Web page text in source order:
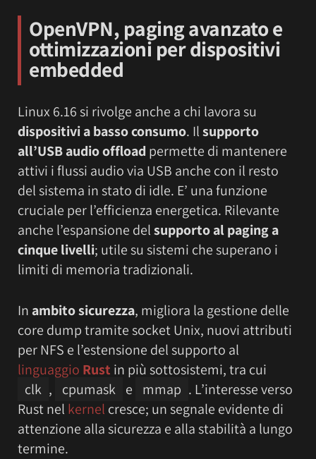
OpenVPN, paging avanzato e
ottimizzazioni per dispositivi
embedded
Linux 6.16 si rivolge anche a chi lavora su
dispositivi a basso consumo. Ilsupporto
all’USB audio offload permette di mantenere
attivi i flussi audio via USB anche con il resto
del sistema in stato di idle. E’ una funzione
cruciale per l’efficienza energetica. Rilevante
anche l’espansione delsupporto al paging a
cinque livelli; utile su sistemi che superano i
limiti di memoria tradizionali.
In ambito sicurezza, migliora la gestione delle
core dump tramite socket Unix, nuovi attributi
per NFS e l’estensione del supporto al
linguaggio Rust in più sottosistemi, tra cui
clk , cpumask e mmap . L’interesse verso
Rust nel kernel cresce; un segnale evidente di
attenzione alla sicurezza e alla stabilità a lungo
termine.